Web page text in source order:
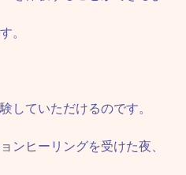
。
していただけるのです。
ンヒーリングを受けた夜、